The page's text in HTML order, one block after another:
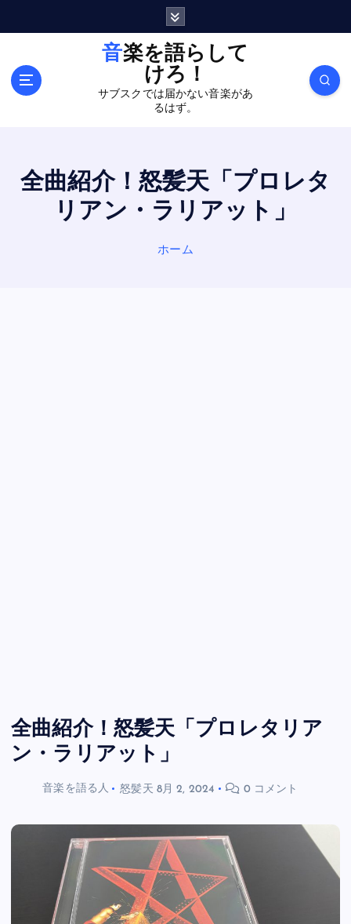
音楽を語らして
けろ！
サブスクでは届かない音楽があ
るはず。
全曲紹介！怒髪天「プロレタ
リアン・ラリアット」
ホーム
全曲紹介！怒髪天「プロレタリア
ン・ラリアット」
音楽を語る人 怒髪天 8月 2, 2024 0 コメント